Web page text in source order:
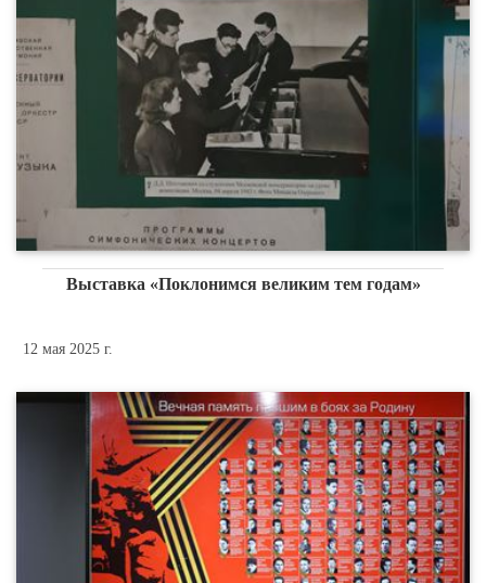
Выставка «Поклонимся великим тем годам»
12 мая 2025 г.